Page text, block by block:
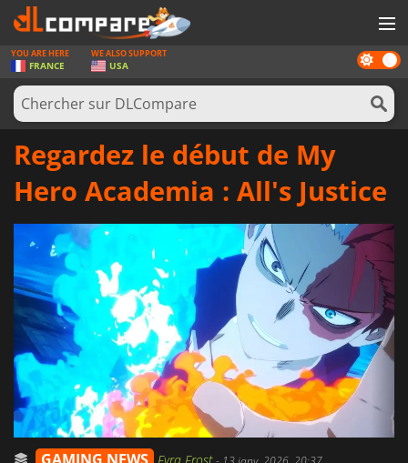
JEUX
CARTES PRÉPAYÉES
LOGICIELS
CONCOURS
NEWS
SE CONNECTER OU S'INSCRIRE
Dark
mode
YOU ARE HERE
FRANCE
WE ALSO SUPPORT
USA
Regardez le début de My
Hero Academia : All's Justice